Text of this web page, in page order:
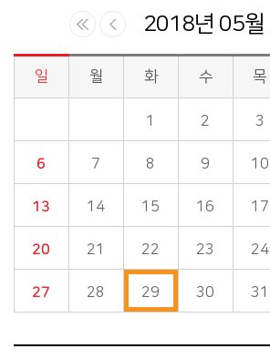
2018년 05월
시정소식>시정 캘린더 게시판의 (2018년 05월) 달력형태로 일정명, 일정내용을 제공합니다.
일 월 화 수 목
1 2 3
6 7 8 9 10
13 14 15 16 17
20 21 22 23 24
27 28 29 30 31